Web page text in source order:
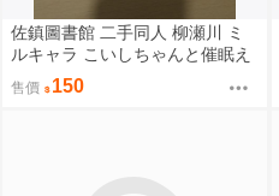
佐鎮圖書館 二手同人 柳瀬川 ミ
ルキャラ こいしちゃんと催眠え
っち 2 東方
售價 150